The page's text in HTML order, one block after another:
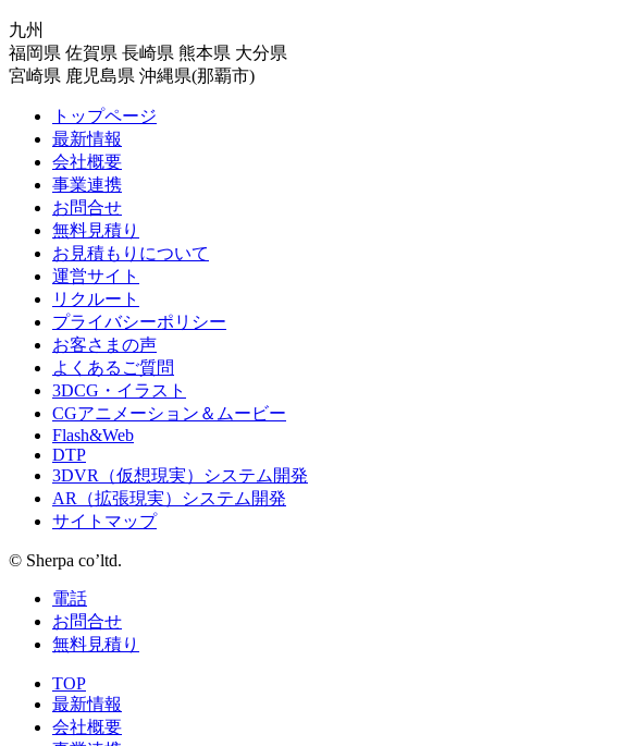
九州
福岡県 佐賀県 長崎県 熊本県 大分県
宮崎県 鹿児島県 沖縄県(那覇市)
トップページ
最新情報
会社概要
事業連携
お問合せ
無料見積り
お見積もりについて
運営サイト
リクルート
プライバシーポリシー
お客さまの声
よくあるご質問
3DCG・イラスト
CGアニメーション＆ムービー
Flash&Web
DTP
3DVR（仮想現実）システム開発
AR（拡張現実）システム開発
サイトマップ
© Sherpa co’ltd.
電話
お問合せ
無料見積り
TOP
最新情報
会社概要